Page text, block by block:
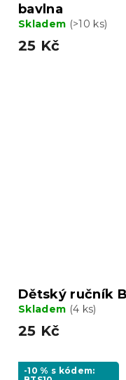
bavlna
Skladem (>10 ks)
25 Kč
Dětský ručník
Skladem (4 ks)
25 Kč
-10 % s kódem: